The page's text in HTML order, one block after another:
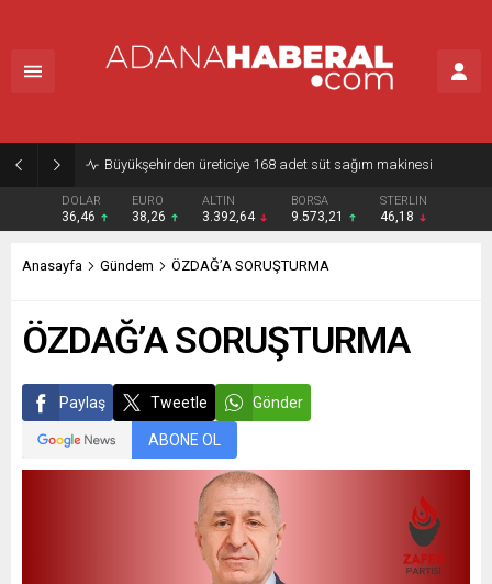
Büyükşehirden üreticiye 168 adet süt sağım makinesi
DOLAR
36,46
EURO
38,26
ALTIN
3.392,64
BORSA
9.573,21
STERLIN
46,18
Anasayfa Gündem ÖZDAĞ’A SORUŞTURMA
ÖZDAĞ’A SORUŞTURMA
Paylaş Tweetle Gönder
ABONE OL